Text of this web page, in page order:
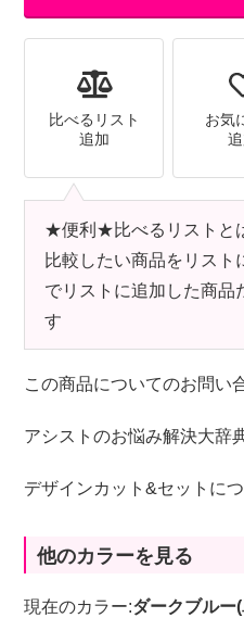
比べるリスト
追加
お気
★便利★比べるリストと
比較したい商品をリスト
でリストに追加した商品
す
この商品についてのお問い
アシストのお悩み解決大辞
デザインカット&セットに
他のカラーを見る
現在のカラー:ダークブルー